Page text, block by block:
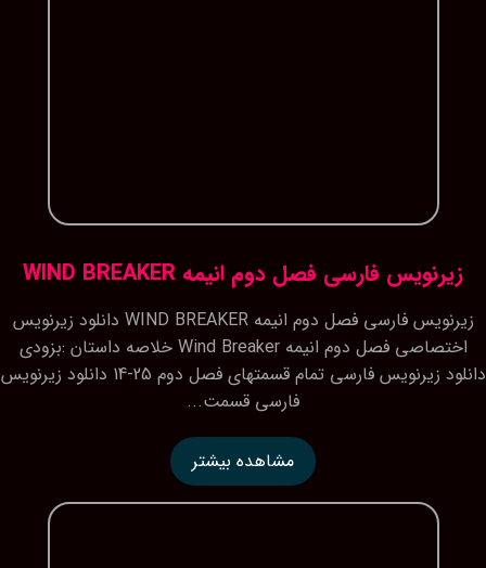
زیرنویس فارسی فصل دوم انیمه WIND BREAKER
زیرنویس فارسی فصل دوم انیمه WIND BREAKER دانلود زیرنویس
اختصاصی فصل دوم انیمه Wind Breaker خلاصه داستان :بزودی
دانلود زیرنویس فارسی تمام قسمتهای فصل دوم 25-14 دانلود زیرنویس
فارسی قسمت...
مشاهده بیشتر